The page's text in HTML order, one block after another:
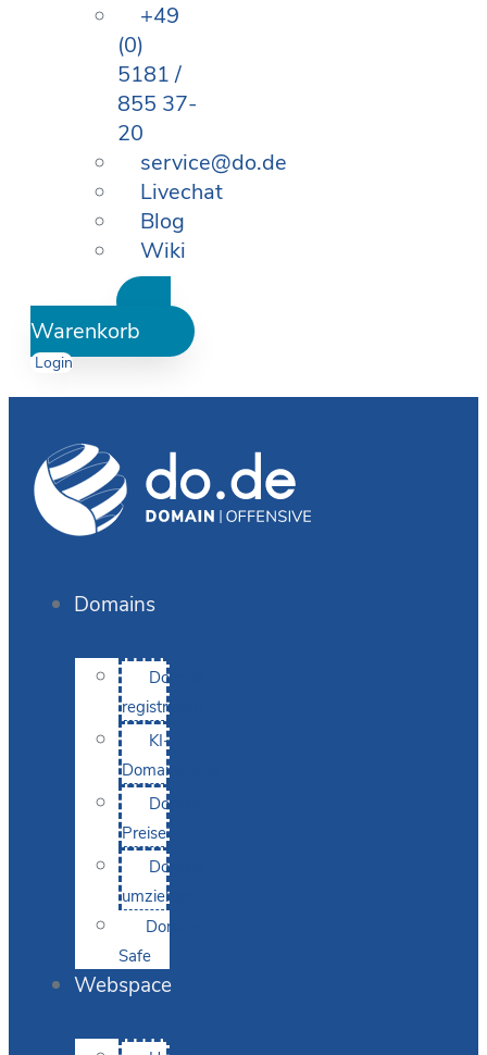
+49
(0)
5181 /
855 37-
20
service@do.de
Livechat
Blog
Wiki
Warenkorb
Login
Domains
Domain
registrieren
KI-
Domainsuche
Domain-
Preise
Domain
umziehen
Domain-
Safe
Webspace